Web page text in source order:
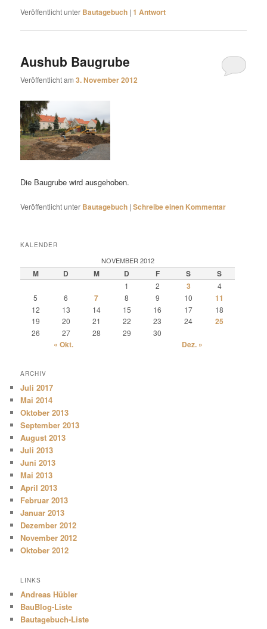
Veröffentlicht unter Bautagebuch |1 Antwort
Aushub Baugrube
Veröffentlicht am3. November 2012
Die Baugrube wird ausgehoben.
Veröffentlicht unter Bautagebuch |Schreibe einen Kommentar
KALENDER
NOVEMBER 2012
M D M D F S S
1 2 3
4
5
6 7 8 9 10 11
12 13 14 15 16 17
18
19
20 21 22 23 24 25
26 27 28 29 30
« Okt. Dez. »
ARCHIV
Juli 2017
Mai 2014
Oktober 2013
September 2013
August 2013
Juli 2013
Juni 2013
Mai 2013
April 2013
Februar 2013
Januar 2013
Dezember 2012
November 2012
Oktober 2012
LINKS
Andreas Hübler
BauBlog-Liste
Bautagebuch-Liste